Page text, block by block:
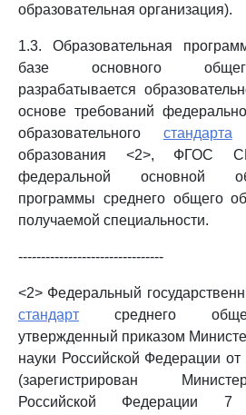
образовательная организация).
1.3. Образовательная
базе основного
разрабатывается
основе требований
образовательного стандарта
образования <2>, ФГОС
федеральной основной
программы среднего общего
получаемой специальности.
--------------------------------
<2> Федеральный
стандарт среднего
утвержденный приказом
науки Российской Федерации
(зарегистрирован
Российской